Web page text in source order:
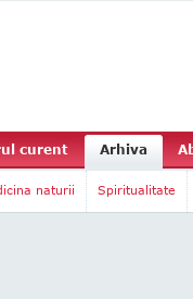
curent Arhiva
naturii Spiritualitate